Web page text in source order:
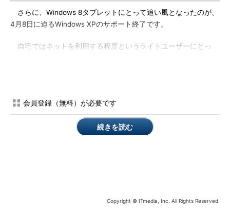
さらに、Windows 8タブレットにとって追い風となったのが、
4月8日に迫るWindows XPのサポート終了です。
自宅ではネットを利用する程度というライトユーザーにとっ
との組み合わせは、モバイルユースの可能性を広げ、タブレット
ユーザーの裾野を広げつつあります。
PCもスマホもApple製品という人も、タブレットくらいは
ペーンが始まり次第、メールにてご案内させていただきます。
会員登録（無料）が必要です
続きを読む
Copyright © ITmedia, Inc. All Rights Reserved.